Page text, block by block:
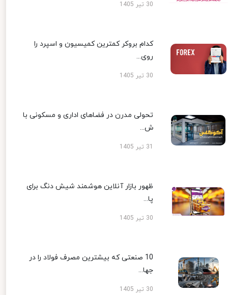
30 تیر 1405
کدام بروکر کمترین کمیسیون و اسپرد را
روی...
30 تیر 1405
تحولی مدرن در فضاهای اداری و مسکونی با
ش...
ظهور بازار آنلاین هوشمند شیش دنگ برای
پا...
30 تیر 1405
10 صنعتی که بیشترین مصرف فولاد را در
جها...
30 تیر 1405